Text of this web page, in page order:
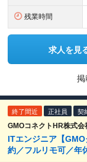
残業時間
求人を見
掲
終了間近 正社員 契
GMOコネクトHR株式会
ITエンジニア【
約／フルリモ可／年